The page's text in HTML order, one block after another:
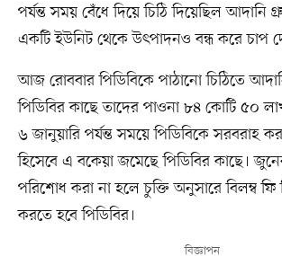
পর্যন্ত সময় বেঁধে দিয়ে চিঠি দিয়েছিল আদানি
একটি ইউনিট থেকে উৎপাদনও বন্ধ করে চাপ
আজ রোববার পিডিবিকে পাঠানো চিঠিতে
পিডিবির কাছে তাদের পাওনা ৮৪ কোটি ৫০
৬ জানুয়ারি পর্যন্ত সময়ে পিডিবিকে সরবরাহ
হিসেবে এ বকেয়া জমেছে পিডিবির কাছে।
পরিশোধ করা না হলে চুক্তি অনুসারে বিলম্ব ফি
করতে হবে পিডিবির।